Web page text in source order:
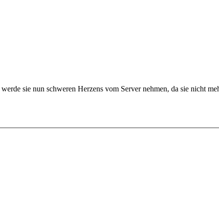
sie nun schweren Herzens vom Server nehmen, da sie nicht